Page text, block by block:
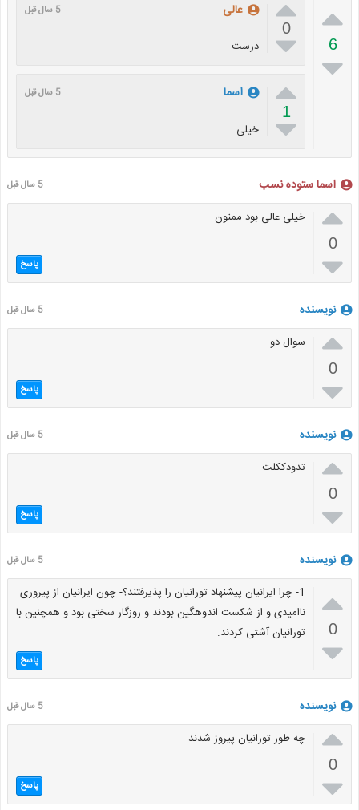

6


0

عالی 5 سال قبل
درست

1

اسما 5 سال قبل
خیلی
اسما ستوده نسب 5 سال قبل

0

خیلی عالی بود ممنون
پاسخ
نویسنده 5 سال قبل

0

سوال دو
پاسخ
نویسنده 5 سال قبل

0

تدودککلت
پاسخ
نویسنده 5 سال قبل

0

1- چرا ایرانیان پیشنهاد تورانیان را پذیرفتند؟- چون ایرانیان از پیروری
ناامیدی و از شکست اندوهگین بودند و روزگار سختی بود و همچنین با
تورانیان آشتی کردند.
پاسخ
نویسنده 5 سال قبل

0

چه طور تورانیان پیروز شدند
پاسخ